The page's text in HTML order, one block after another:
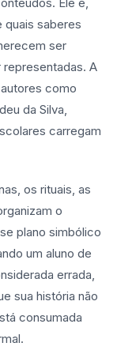
quais saberes
ser
A
como
da Silva,
carregam
os rituais, as
o
plano simbólico
um aluno de
errada,
sua história não
consumada